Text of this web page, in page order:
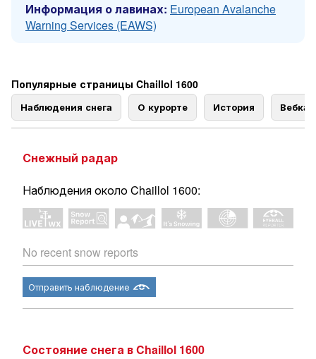
Информация о лавинах: European Avalanche
Warning Services (EAWS)
Популярные страницы Chaillol 1600
Наблюдения снега О курорте История
Снежный радар
Наблюдения около Chaillol 1600:
No recent snow reports
Отправить наблюдение
Состояние снега в Chaillol 1600